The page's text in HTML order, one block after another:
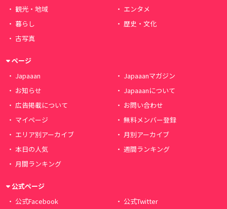
観光・地域
エンタメ
暮らし
歴史・文化
古写真
ページ
Japaaan
Japaaanマガジン
お知らせ
Japaaanについて
広告掲載について
お問い合わせ
マイページ
無料メンバー登録
エリア別アーカイブ
月別アーカイブ
本日の人気
週間ランキング
月間ランキング
公式ページ
公式Facebook
公式Twitter